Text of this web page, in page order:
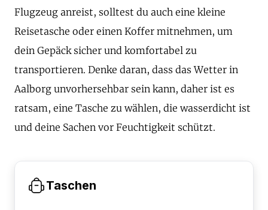
Flugzeug anreist, solltest du auch eine kleine
Reisetasche oder einen Koffer mitnehmen, um
dein Gepäck sicher und komfortabel zu
transportieren. Denke daran, dass das Wetter in
Aalborg unvorhersehbar sein kann, daher ist es
ratsam, eine Tasche zu wählen, die wasserdicht ist
und deine Sachen vor Feuchtigkeit schützt.
Taschen